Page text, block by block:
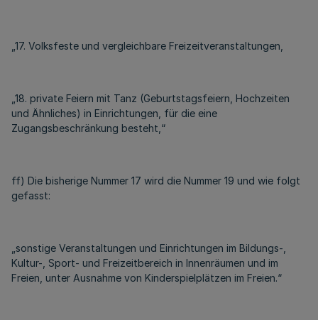
„17. Volksfeste und vergleichbare Freizeitveranstaltungen,
„18. private Feiern mit Tanz (Geburtstagsfeiern, Hochzeiten
und Ähnliches) in Einrichtungen, für die eine
Zugangsbeschränkung besteht,“
ff) Die bisherige Nummer 17 wird die Nummer 19 und wie folgt
gefasst:
„sonstige Veranstaltungen und Einrichtungen im Bildungs-,
Kultur-, Sport- und Freizeitbereich in Innenräumen und im
Freien, unter Ausnahme von Kinderspielplätzen im Freien.“